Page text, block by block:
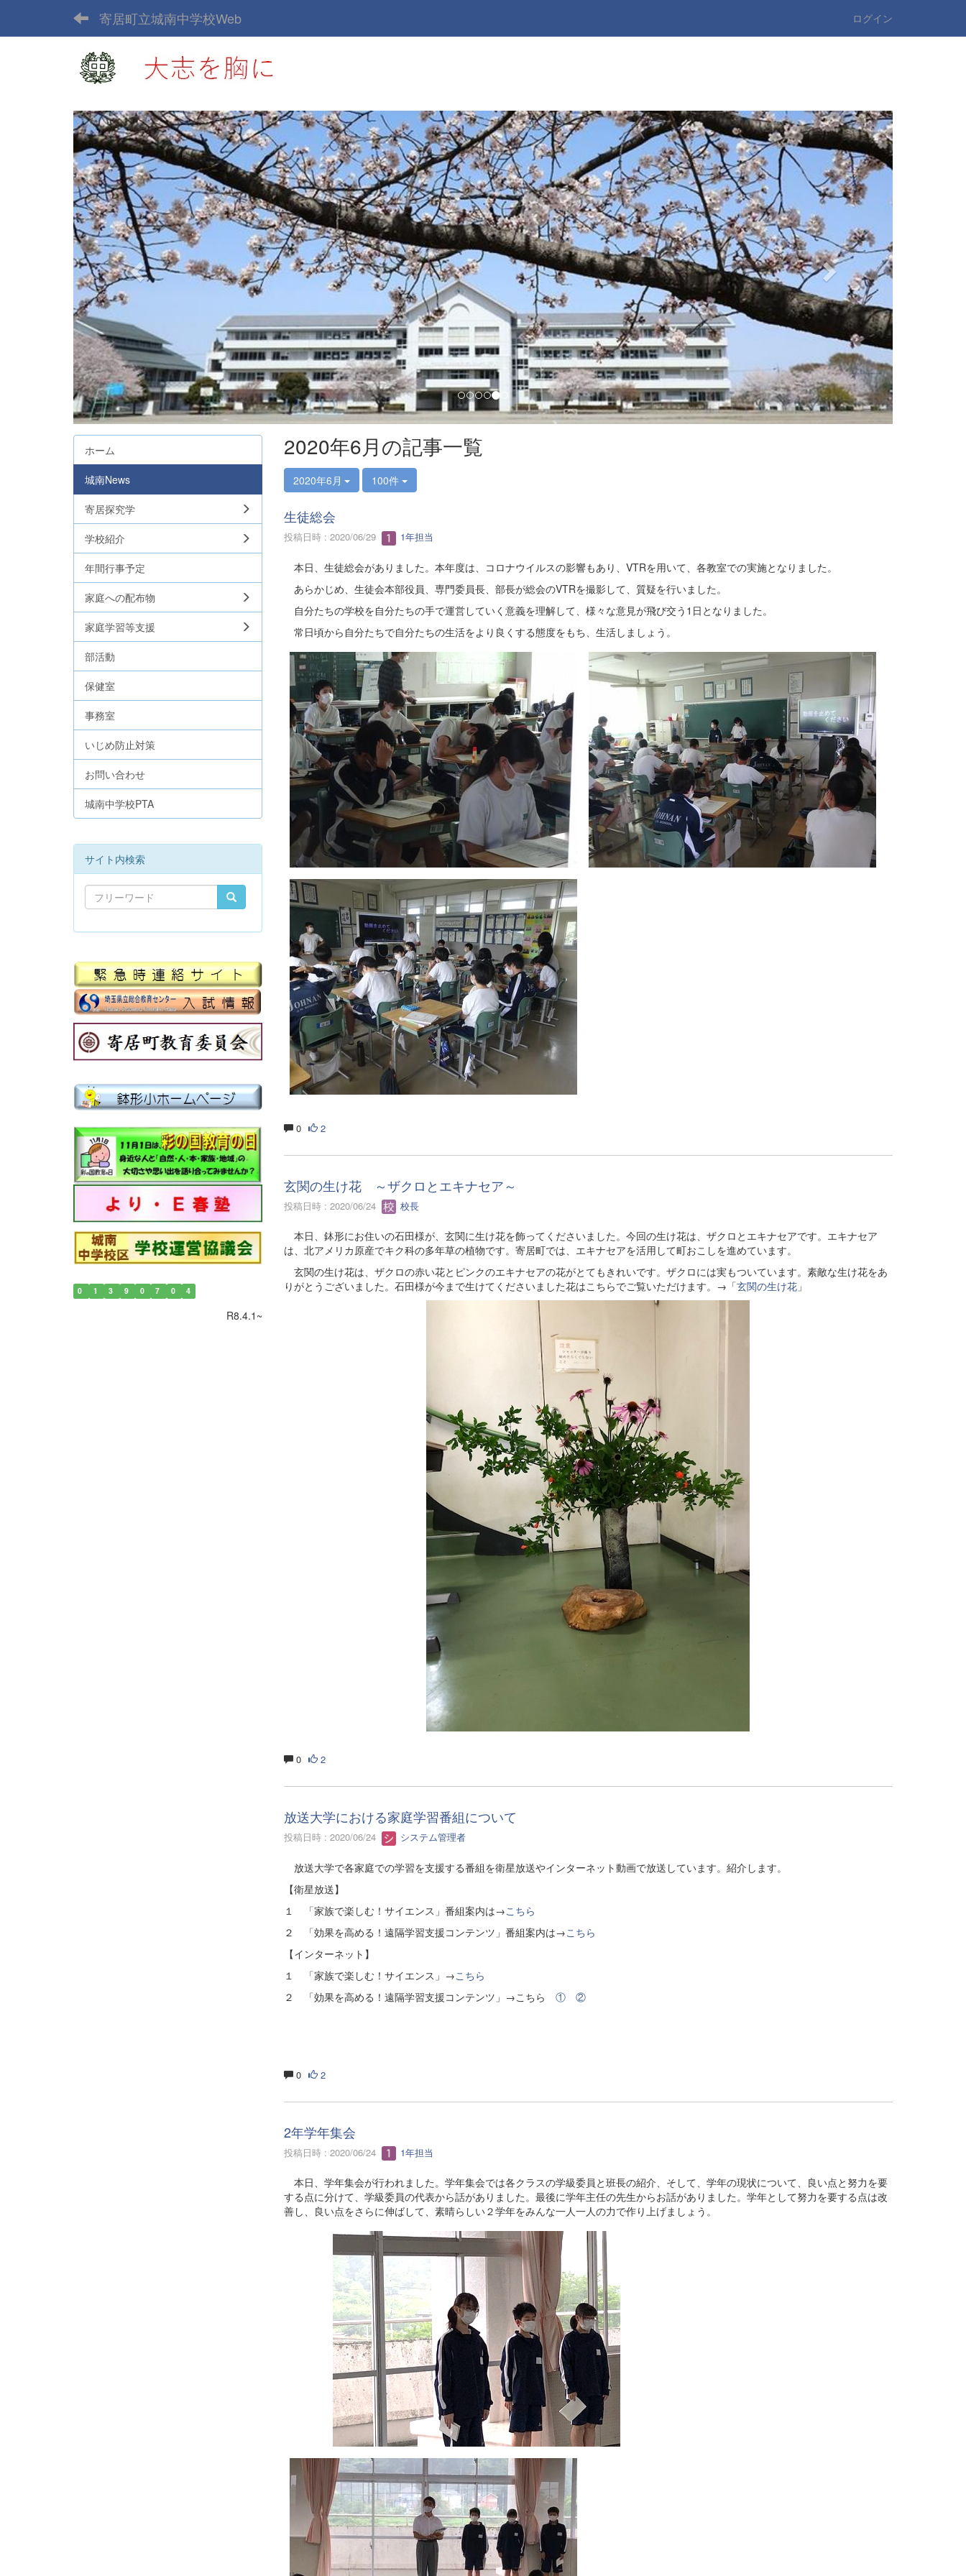
寄居町立城南中学校Web ログイン
p
r
e
v
i
o
u
s
n
e
x
t
2020年6月の記事一覧
2020年6月 100件
生徒総会
投稿日時 : 2020/06/29 1年担当
本日、生徒総会がありました。本年度は、コロナウイルスの影響もあり、VTRを用いて、各教室での実施となりました。
あらかじめ、生徒会本部役員、専門委員長、部長が総会のVTRを撮影して、質疑を行いました。
自分たちの学校を自分たちの手で運営していく意義を理解して、様々な意見が飛び交う1日となりました。
常日頃から自分たちで自分たちの生活をより良くする態度をもち、生活しましょう。
0 2
玄関の生け花 ～ザクロとエキナセア～
投稿日時 : 2020/06/24 校長
本日、鉢形にお住いの石田様が、玄関に生け花を飾ってくださいました。今回の生け花は、ザクロとエキナセアです。エキナセア
は、北アメリカ原産でキク科の多年草の植物です。寄居町では、エキナセアを活用して町おこしを進めています。
玄関の生け花は、ザクロの赤い花とピンクのエキナセアの花がとてもきれいです。ザクロには実もついています。素敵な生け花をあ
りがとうございました。石田様が今まで生けてくださいました花はこちらでご覧いただけます。→「玄関の生け花」
0 2
放送大学における家庭学習番組について
投稿日時 : 2020/06/24 システム管理者
放送大学で各家庭での学習を支援する番組を衛星放送やインターネット動画で放送しています。紹介します。
【衛星放送】
１ 「家族で楽しむ！サイエンス」番組案内は→こちら
２ 「効果を高める！遠隔学習支援コンテンツ」番組案内は→こちら
【インターネット】
１ 「家族で楽しむ！サイエンス」→こちら
２ 「効果を高める！遠隔学習支援コンテンツ」→こちら ① ②
0 2
2年学年集会
投稿日時 : 2020/06/24 1年担当
本日、学年集会が行われました。学年集会では各クラスの学級委員と班長の紹介、そして、学年の現状について、良い点と努力を要
する点に分けて、学級委員の代表から話がありました。最後に学年主任の先生からお話がありました。学年として努力を要する点は改
善し、良い点をさらに伸ばして、素晴らしい２学年をみんな一人一人の力で作り上げましょう。
ホーム
城南News
寄居探究学
学校紹介
年間行事予定
家庭への配布物
家庭学習等支援
部活動
保健室
事務室
いじめ防止対策
お問い合わせ
城南中学校PTA
サイト内検索
0 1 3 9 0 7 0 4
R8.4.1~